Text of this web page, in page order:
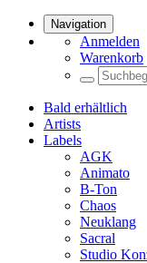
Navigation
Anmelden
Warenkorb
Bald erhältlich
Artists
Labels
AGK
Animato
B-Ton
Chaos
Neuklang
Sacral
Studio